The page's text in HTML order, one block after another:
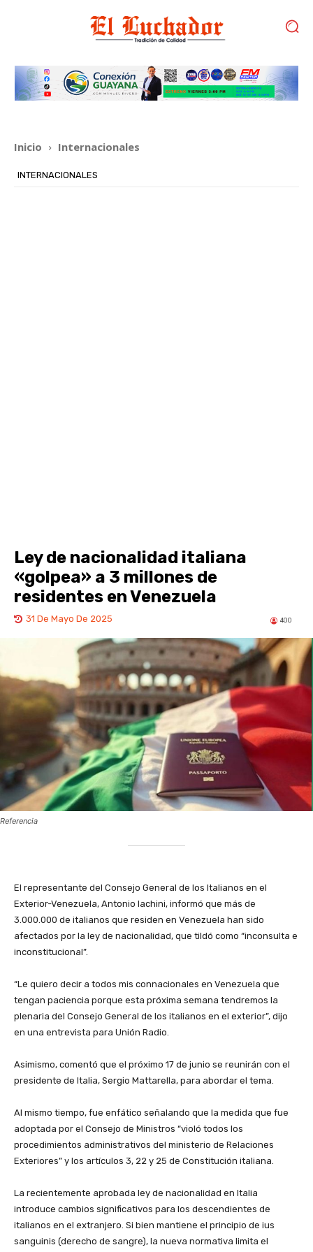
Inicio Internacionales
INTERNACIONALES
Ley de nacionalidad italiana
«golpea» a 3 millones de
residentes en Venezuela
31 De Mayo De 2025 400
Referencia
‎El representante del Consejo General de los Italianos en el
Exterior-Venezuela, Antonio Iachini, informó que más de
3.000.000 de italianos que residen en Venezuela han sido
afectados por la ley de nacionalidad, que tildó como “inconsulta e
inconstitucional”.
‎“Le quiero decir a todos mis connacionales en Venezuela que
tengan paciencia porque esta próxima semana tendremos la
plenaria del Consejo General de los italianos en el exterior”, dijo
en una entrevista para Unión Radio.
‎Asimismo, comentó que el próximo 17 de junio se reunirán con el
presidente de Italia, Sergio Mattarella, para abordar el tema.
‎Al mismo tiempo, fue enfático señalando que la medida que fue
adoptada por el Consejo de Ministros “violó todos los
procedimientos administrativos del ministerio de Relaciones
Exteriores” y los artículos 3, 22 y 25 de Constitución italiana.
‎La recientemente aprobada ley de nacionalidad en Italia
introduce cambios significativos para los descendientes de
italianos en el extranjero. Si bien mantiene el principio de ius
sanguinis (derecho de sangre), la nueva normativa limita el